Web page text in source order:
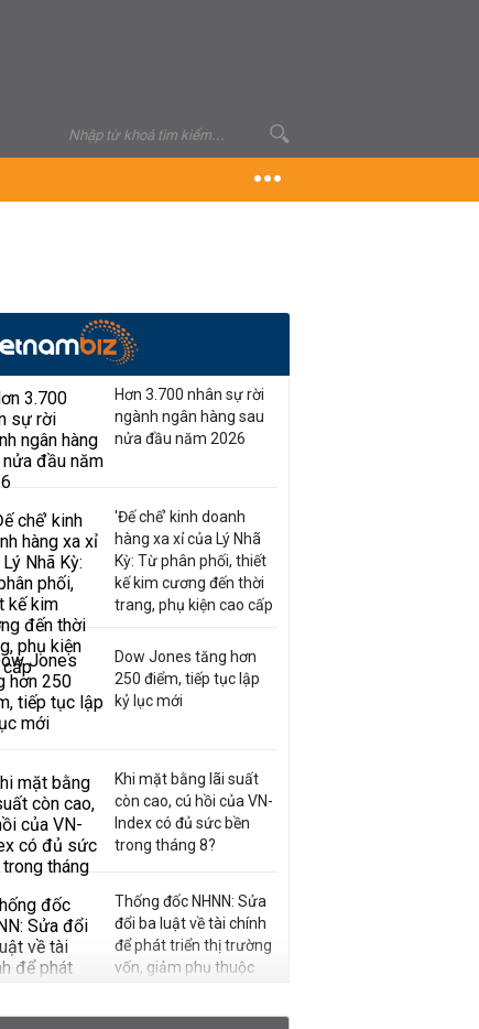
Hơn 3.700 nhân sự rời
ngành ngân hàng sau
nửa đầu năm 2026
'Đế chế’ kinh doanh
hàng xa xỉ của Lý Nhã
Kỳ: Từ phân phối, thiết
kế kim cương đến thời
trang, phụ kiện cao cấp
Dow Jones tăng hơn
250 điểm, tiếp tục lập
kỷ lục mới
Khi mặt bằng lãi suất
còn cao, cú hồi của VN-
Index có đủ sức bền
trong tháng 8?
Thống đốc NHNN: Sửa
đổi ba luật về tài chính
để phát triển thị trường
vốn, giảm phụ thuộc